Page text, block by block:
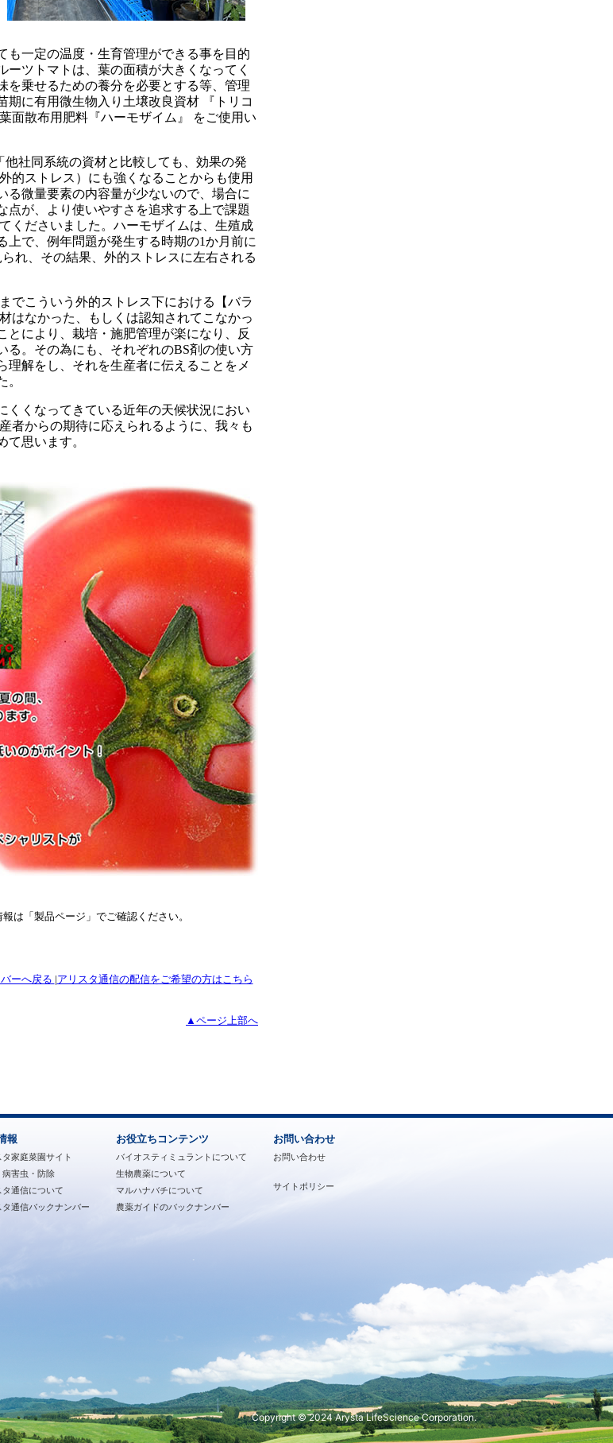
も一定の温度・生育管理ができる事を目的
ツトマトは、葉の面積が大きくなってく
を乗せるための養分を必要とする等、管理
に有用微生物入り土壌改良資材 『トリコ
面散布用肥料『ハーモザイム』 をご使用い
社同系統の資材と比較しても、効果の発
的ストレス）にも強くなることからも使用
る微量要素の内容量が少ないので、場合に
点が、より使いやすさを追求する上で課題
くださいました。ハーモザイムは、生殖成
で、例年問題が発生する時期の1か月前に
れ、その結果、外的ストレスに左右される
でこういう外的ストレス下における【バラ
はなかった、もしくは認知されてこなかっ
により、栽培・施肥管理が楽になり、反
る。その為にも、それぞれのBS剤の使い方
理解をし、それを生産者に伝えることをメ
。
くくなってきている近年の天候状況におい
者からの期待に応えられるように、我々も
思います。
は「製品ページ」でご確認ください。
ーへ戻る |アリスタ通信の配信をご希望の方はこちら
▲ページ上部へ
報
タ家庭菜園サイト
病害虫・防除
タ通信について
タ通信バックナンバー
お役立ちコンテンツ
バイオスティミュラントについて
生物農薬について
マルハナバチについて
農薬ガイドのバックナンバー
お問い合わせ
お問い合わせ
サイトポリシー
Copyright © 2024 Arysta LifeScience Corporation.